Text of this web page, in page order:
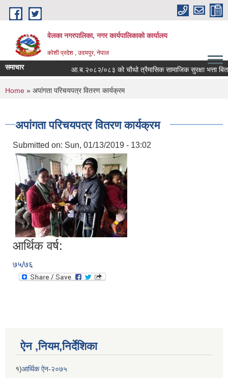
Skip to main content
वेलका नगरपालिका, नगर कार्यपालिकाको कार्यालय
कोशी प्रदेश , उदयपुर, नेपाल
समाचार आ.ब.२०८२/०८३ को चौथो त्रैमासिक सामाजिक सुरक्षा भत्ता बितरण
You are here
Home » अपांगता परिचयपत्र वितरण कार्यक्रम
अपांगता परिचयपत्र वितरण कार्यक्रम
Submitted on: Sun, 01/13/2019 - 13:02
आर्थिक वर्ष:
७५/७६
ऐन ,नियम,निर्देशिका
१)आर्थिक ऐन-२०७५